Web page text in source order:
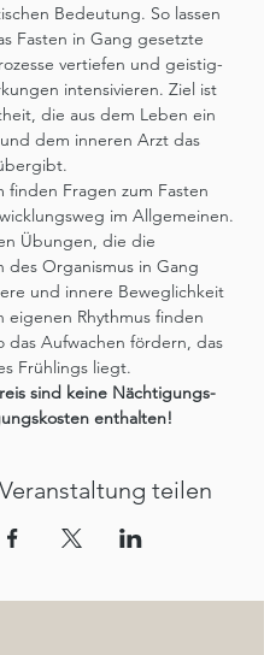
Bedeutung. So lassen
Fasten in Gang gesetzte
vertiefen und geistig-
intensivieren. Ziel ist
die aus dem Leben ein
dem inneren Arzt das
finden Fragen zum Fasten
im Allgemeinen.
Übungen, die die
des Organismus in Gang
und innere Beweglichkeit
eigenen Rhythmus finden
das Aufwachen fördern, das
Frühlings liegt.
sind keine Nächtigungs-
enthalten!
teilen